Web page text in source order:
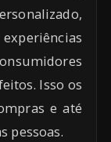
Isso os
e até
pessoas.